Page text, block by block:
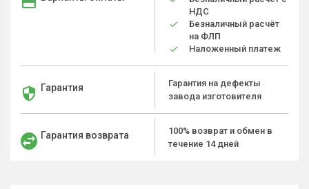
НДС
Безналичный расчёт
на ФЛП
Наложенный платеж
Гарантия
Гарантия на дефекты
завода изготовителя
Гарантия возврата
100% возврат и обмен в
течение 14 дней